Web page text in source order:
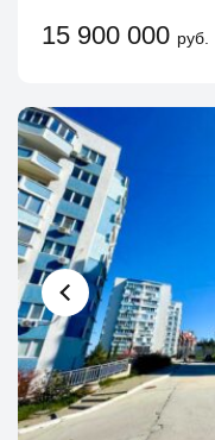
15 900 000 руб.